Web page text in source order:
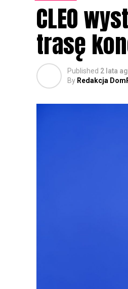
CLEO
trasę
Published 2 lata
By Redakcja